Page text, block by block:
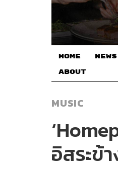
HOME NEWS
ABOUT
MUSIC
อิสระข้